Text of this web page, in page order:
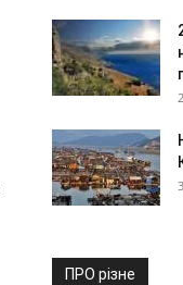
ПРО різне